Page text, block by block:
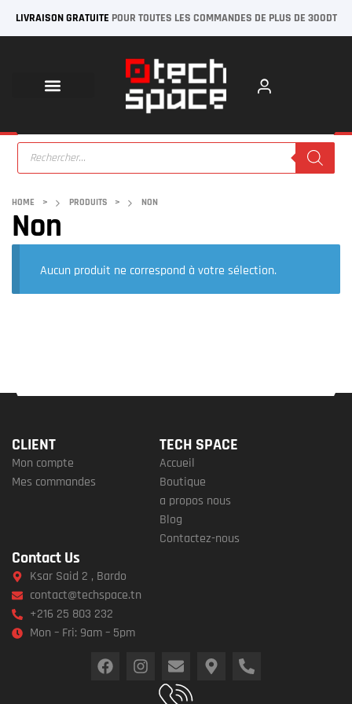
LIVRAISON GRATUITE POUR TOUTES LES COMMANDES DE PLUS DE 300DT
HOME > PRODUITS > NON
Non
Aucun produit ne correspond à votre sélection.
CLIENT
Mon compte
Mes commandes
TECH SPACE
Accueil
Boutique
a propos nous
Blog
Contactez-nous
Contact Us
Ksar Said 2 , Bardo
contact@techspace.tn
+216 25 803 232
Mon – Fri: 9am – 5pm